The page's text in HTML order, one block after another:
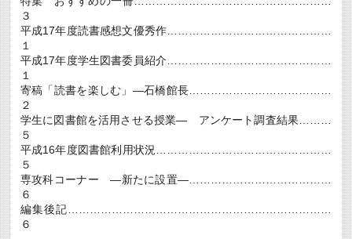
３
平成17年度読書感想文優秀作………………………………………
１
平成17年度学生図書委員紹介………………………………………
１
寄稿「読書を楽しむ」―石橋館長…………………………………
２
学生に図書館を活用させる授業― アンケート調査結果………
５
平成16年度図書館利用状況…………………………………………
５
専攻科コーナー ―新たに設置―…………………………………
６
編集後記………………………………………………………………
６